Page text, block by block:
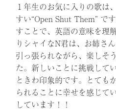
１年生のお気に入りの歌は
すい“Open Shut Them” で
すことで、英語の意味を理
りシャイなN君は、お姉さ
引っ張られながら、楽しそ
た。新しいことに挑戦して
ときわ印象的です。とても
られることに幸せを感じて
しています！！